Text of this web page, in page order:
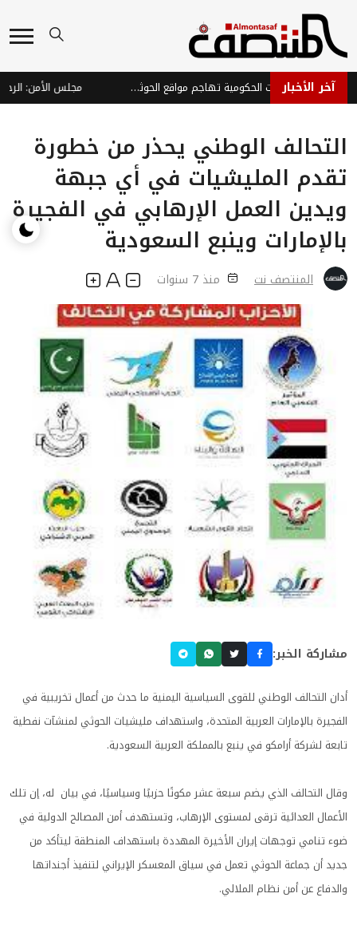
آخر الأخبار ردع عسكري واسع: القوات الحكومية تهاجم مواقع الحوثيين في الجوف ومحاور التماس
التحالف الوطني يحذر من خطورة
تقدم المليشيات في أي جبهة
ويدين العمل الإرهابي في الفجيرة
بالإمارات وينبع السعودية
المنتصف نت منذ 7 سنوات
مشاركة الخبر:
أدان التحالف الوطني للقوى السياسية اليمنية ما حدث من أعمال تخريبية في
الفجيرة بالإمارات العربية المتحدة، واستهداف مليشيات الحوثي لمنشآت نفطية
تابعة لشركة أرامكو في ينبع بالمملكة العربية السعودية.
وقال التحالف الذي يضم سبعة عشر مكونًا حزبيًا وسياسيًا، في بيان له، إن تلك
الأعمال العدائية ترقى لمستوى الإرهاب، وتستهدف أمن المصالح الدولية في
ضوء تنامي توجهات إيران الأخيرة المهددة باستهداف المنطقة ليتأكد من
جديد أن جماعة الحوثي تعمل في سياق المعسكر الإيراني لتنفيذ أجنداتها
والدفاع عن أمن نظام الملالي.